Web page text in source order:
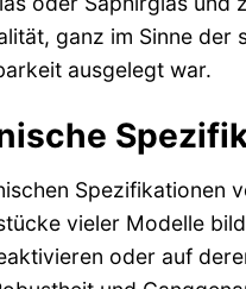
ganz im Sinne
ausgelegt war.
Spezifikationen
vieler Modelle
oder auf